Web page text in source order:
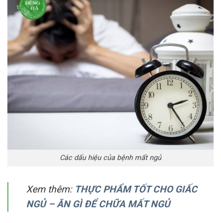
Các dấu hiệu của bệnh mất ngủ
Xem thêm: THỰC PHẨM TỐT CHO GIẤC
NGỦ – ĂN GÌ ĐỂ CHỮA MẤT NGỦ